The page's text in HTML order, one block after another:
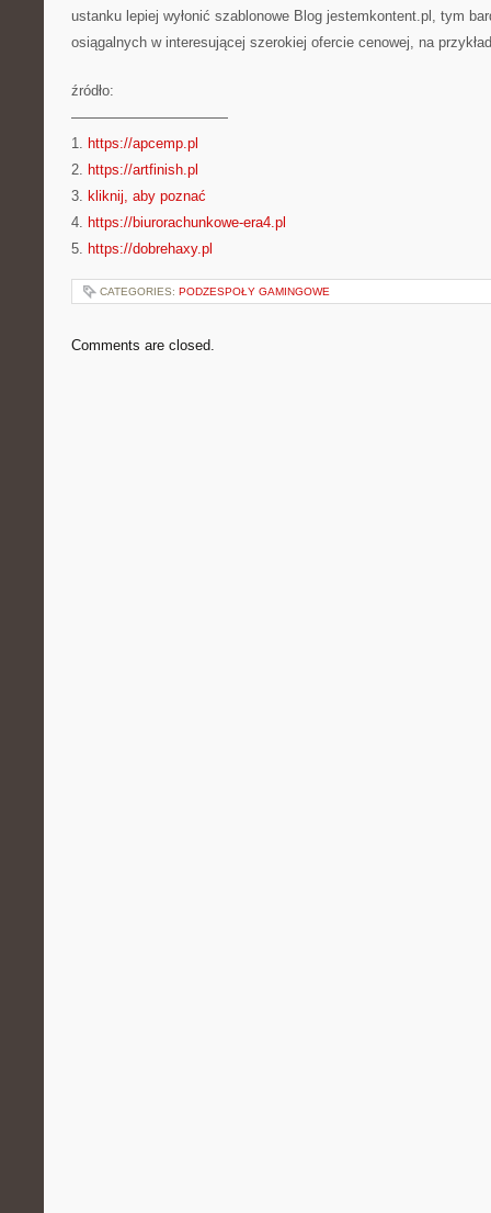
ustanku lepiej wyłonić szablonowe Blog jestemkontent.pl, tym
osiągalnych w interesującej szerokiej ofercie cenowej, na
źródło:
———————————
1. https://apcemp.pl
2. https://artfinish.pl
3. kliknij, aby poznać
4. https://biurorachunkowe-era4.pl
5. https://dobrehaxy.pl
CATEGORIES: PODZESPOŁY GAMINGOWE
Comments are closed.